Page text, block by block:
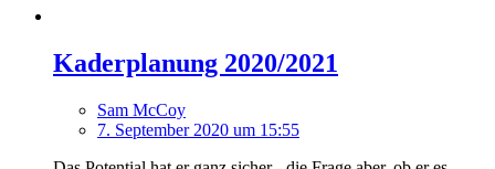
Kaderplanung 2020/2021
Sam McCoy
7. September 2020 um 15:55